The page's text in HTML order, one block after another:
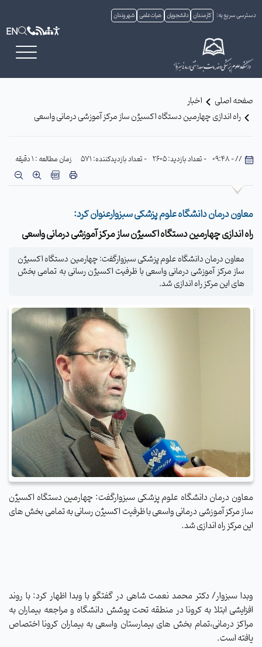
دسترسی سریع به: کارمندان دانشجویان هیات علمی شهروندان
EN
صفحه اصلی
اخبار
راه اندازی چهارمین دستگاه اکسیژن ساز مرکز آموزشی درمانی واسعی
// - 09:48 - تعداد بازدید: 2605 - تعداد بازدیدکننده: 571 زمان مطالعه : 1 دقیقه
معاون درمان دانشگاه علوم پزشکی سبزوارعنوان کرد:
راه اندازی چهارمین دستگاه اکسیژن ساز مرکز آموزشی درمانی واسعی
معاون درمان دانشگاه علوم پزشکی سبزوارگفت: چهارمین دستگاه اکسیژن
ساز مرکز آموزشی درمانی واسعی با ظرفیت اکسیژن رسانی به تمامی بخش
های این مرکز راه اندازی شد.
معاون درمان دانشگاه علوم پزشکی سبزوارگفت: چهارمین دستگاه اکسیژن
ساز مرکز آموزشی درمانی واسعی با ظرفیت اکسیژن رسانی به تمامی بخش های
این مرکز راه اندازی شد.
وبدا سبزوار/ دکتر محمد نعمت شاهی در گفتگو با وبدا اظهار کرد: با روند
افزایشی ابتلا به کرونا در منطقه تحت پوشش دانشگاه و مراجعه بیماران به
مراکز درمانی،تمام بخش های بیمارستان واسعی به بیماران کرونا اختصاص
یافته است.